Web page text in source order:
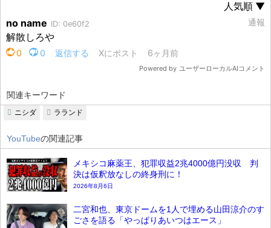
関連キーワード
ニシダ ラランド
YouTubeの関連記事
メキシコ麻薬王、犯罪収益2兆4000億円没収 判
決は仮釈放なしの終身刑に！
2026年8月6日
二宮和也、東京ドームを1人で埋める山田涼介のす
ごさを語る「やっぱりあいつはエース」